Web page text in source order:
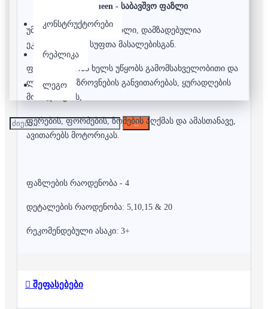
კონსტრუქტორები
რეპლიკა
ლეგო
Mcqueen - საბავშვო ფაზლი
უმაღლესი ხარისხის ფაზლი, დამზადებულია
ეკოლოგიურად სუფთა მასალებისგან.
ფაზლის აწყობა ხელს უწყობს გამომსახველობითი და
ლოგიკური აზროვნების განვითარებას, ყურადღების
მობილიზებას,
ფერების, ფორმების, ზომების აღქმას და ამასთანავე,
ავითარებს მოტორიკას.
ფაზლების რაოდენობა - 4
დეტალების რაოდენობა: 5,10,15 & 20
რეკომენდებული ასაკი: 3+
შეფასებები